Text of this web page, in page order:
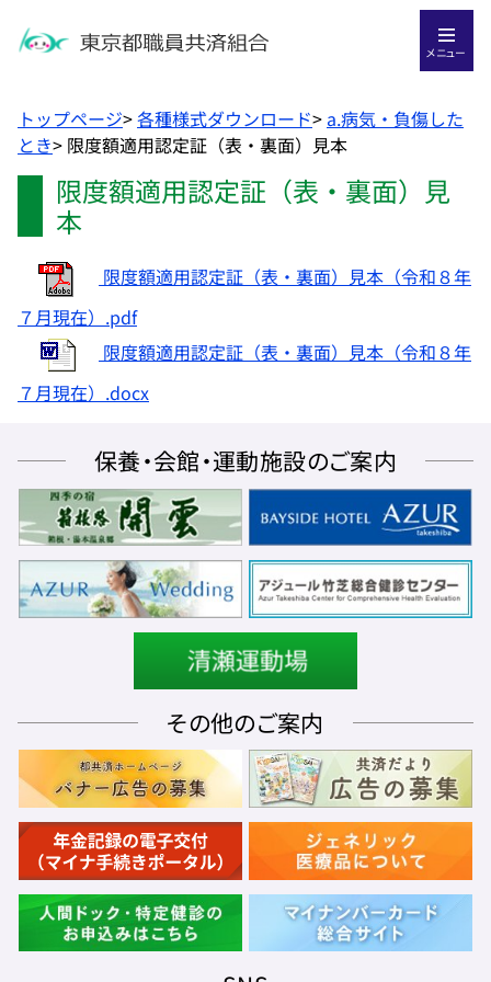
メニュー
トップページ>各種様式ダウンロード> a.病気・負傷した
とき> 限度額適用認定証（表・裏面）見本
限度額適用認定証（表・裏面）見
本
限度額適用認定証（表・裏面）見本（令和８年
７月現在）.pdf
限度額適用認定証（表・裏面）見本（令和８年
７月現在）.docx
保養・会館・運動施設のご案内
その他のご案内